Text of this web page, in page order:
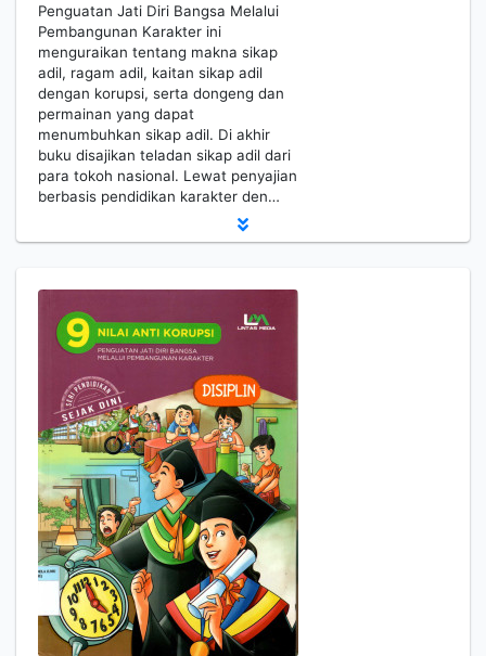
Penguatan Jati Diri Bangsa Melalui
Pembangunan Karakter ini
menguraikan tentang makna sikap
adil, ragam adil, kaitan sikap adil
dengan korupsi, serta dongeng dan
permainan yang dapat
menumbuhkan sikap adil. Di akhir
buku disajikan teladan sikap adil dari
para tokoh nasional. Lewat penyajian
berbasis pendidikan karakter den…